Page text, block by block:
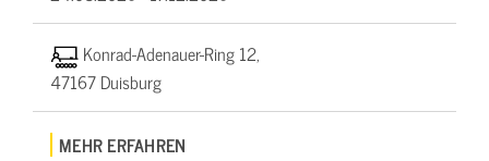
Konrad-Adenauer-Ring 12,
47167 Duisburg
MEHR ERFAHREN